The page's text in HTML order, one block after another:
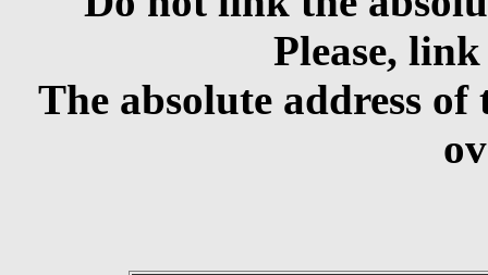
Please,
The absolute address